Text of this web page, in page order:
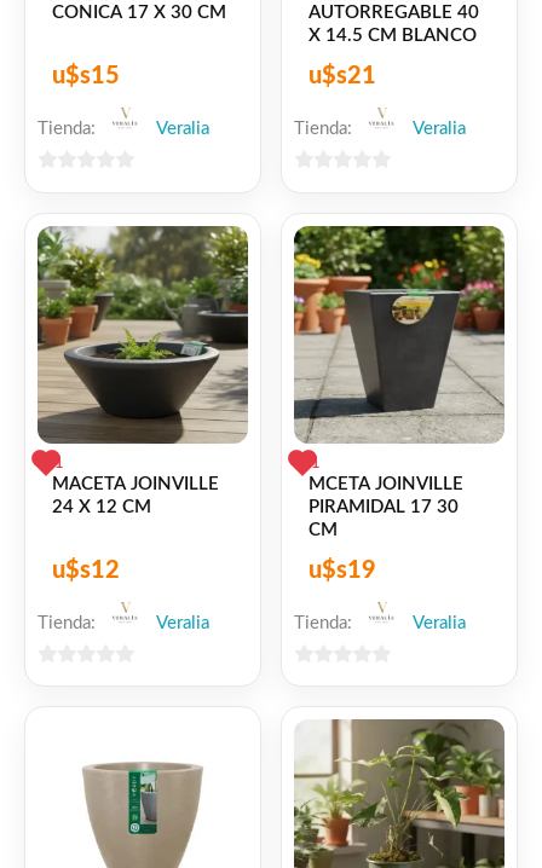
CONICA 17 X 30 CM
u$s15
Tienda: Veralia
5
AUTORREGABLE 40
X 14.5 CM BLANCO
u$s21
Tienda: Veralia
5
1
MACETA JOINVILLE
24 X 12 CM
u$s12
Tienda: Veralia
1
MCETA JOINVILLE
PIRAMIDAL 17 30
CM
u$s19
Tienda: Veralia